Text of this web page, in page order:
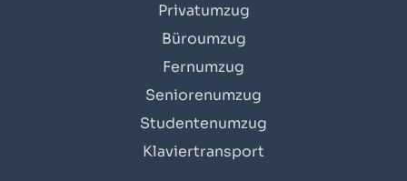
Privatumzug
Büroumzug
Fernumzug
Seniorenumzug
Studentenumzug
Klaviertransport